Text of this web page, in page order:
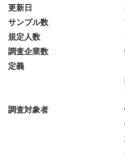
更新日
サンプル数
規定人数
調査企業数
定義
調査対象者